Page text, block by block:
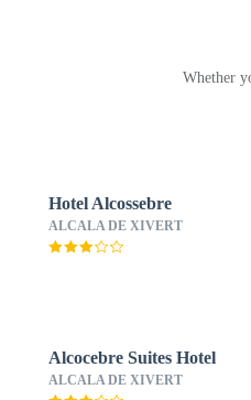
Whether
Hotel Alcossebre
ALCALA DE XIVERT
Alcocebre Suites Hotel
ALCALA DE XIVERT